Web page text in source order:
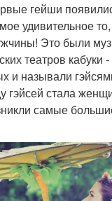
гейши
удивительное
Это были
театров кабуки
и называли
гэйсей стала
самые